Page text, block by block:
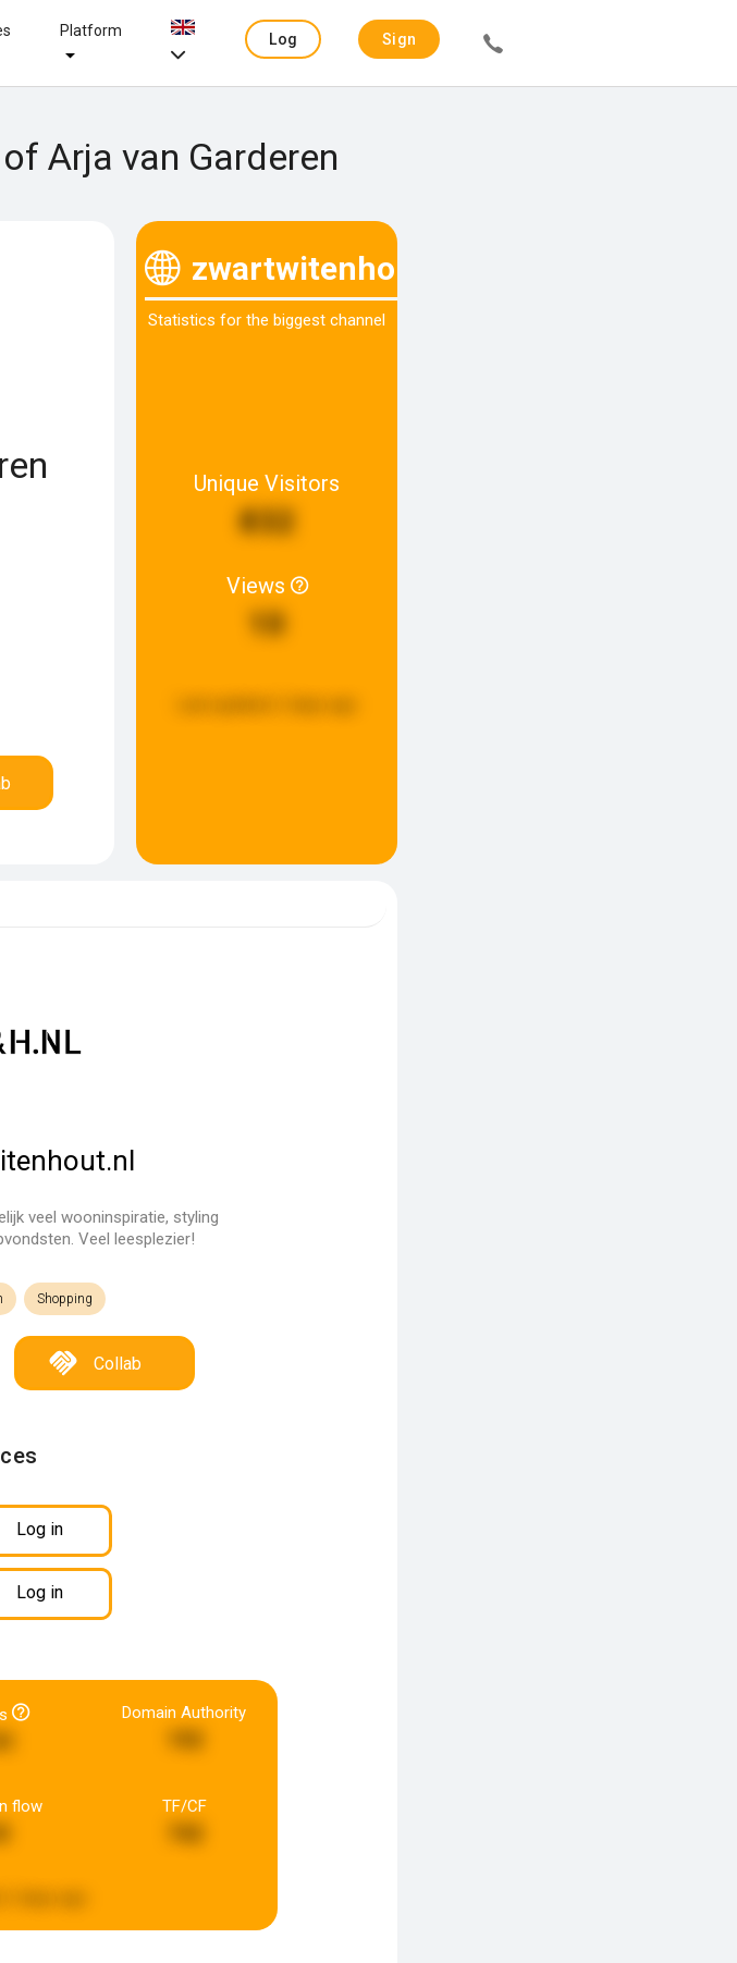
Platform
Log
Sign
Arja van Garderen
zwartwitenhout.nl
Statistics for the biggest channel
Unique Visitors
832
Views
10
veel wooninspiratie, styling
Veel leesplezier!
Shopping
Collab
Log in
Log in
Domain Authority
flow TF/CF